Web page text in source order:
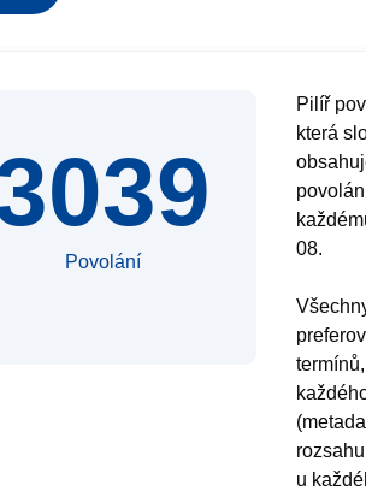
Povolání
Pilíř
která
08.
u